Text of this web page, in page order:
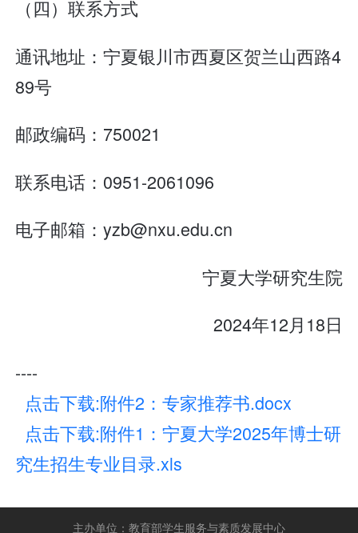
（四）联系方式
通讯地址：宁夏银川市西夏区贺兰山西路4
89号
邮政编码：750021
联系电话：0951-2061096
电子邮箱：yzb@nxu.edu.cn
宁夏大学研究生院
2024年12月18日
----
点击下载:附件2：专家推荐书.docx
点击下载:附件1：宁夏大学2025年博士研
究生招生专业目录.xls
主办单位： 教育部学生服务与素质发展中心